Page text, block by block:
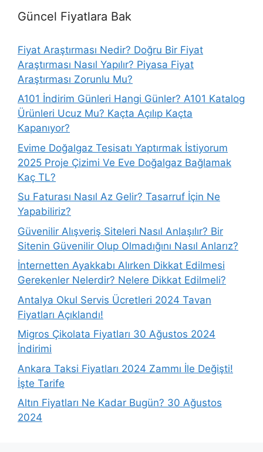
Güncel Fiyatlara Bak
Fiyat Araştırması Nedir? Doğru Bir Fiyat
Araştırması Nasıl Yapılır? Piyasa Fiyat
Araştırması Zorunlu Mu?
A101 İndirim Günleri Hangi Günler? A101 Katalog
Ürünleri Ucuz Mu? Kaçta Açılıp Kaçta
Kapanıyor?
Evime Doğalgaz Tesisatı Yaptırmak İstiyorum
2025 Proje Çizimi Ve Eve Doğalgaz Bağlamak
Kaç TL?
Su Faturası Nasıl Az Gelir? Tasarruf İçin Ne
Yapabiliriz?
Güvenilir Alışveriş Siteleri Nasıl Anlaşılır? Bir
Sitenin Güvenilir Olup Olmadığını Nasıl Anlarız?
İnternetten Ayakkabı Alırken Dikkat Edilmesi
Gerekenler Nelerdir? Nelere Dikkat Edilmeli?
Antalya Okul Servis Ücretleri 2024 Tavan
Fiyatları Açıklandı!
Migros Çikolata Fiyatları 30 Ağustos 2024
İndirimi
Ankara Taksi Fiyatları 2024 Zammı İle Değişti!
İşte Tarife
Altın Fiyatları Ne Kadar Bugün? 30 Ağustos
2024